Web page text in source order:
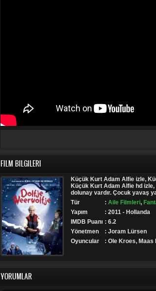
FILM BILGILERI
Küçük Kurt Adam Alfie izle,
Küçük Kurt Adam Alfie hd
dolunay vardır. Çocuk yavaş
Tür
: Aile Filmleri,
Yapım
: 2011 - Hollanda
IMDB Puanı : 6.2
Yönetmen
: Joram Lürsen
Oyuncular
: Ole Kroes,
YORUMLAR